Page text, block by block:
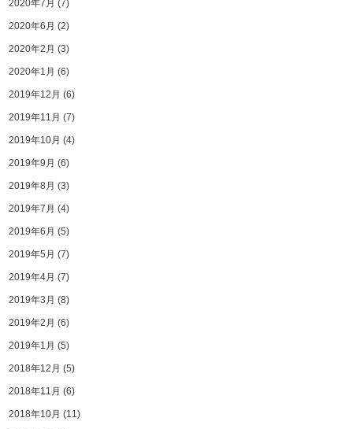
2020年7月 (7)
2020年6月 (2)
2020年2月 (3)
2020年1月 (6)
2019年12月 (6)
2019年11月 (7)
2019年10月 (4)
2019年9月 (6)
2019年8月 (3)
2019年7月 (4)
2019年6月 (5)
2019年5月 (7)
2019年4月 (7)
2019年3月 (8)
2019年2月 (6)
2019年1月 (5)
2018年12月 (5)
2018年11月 (6)
2018年10月 (11)